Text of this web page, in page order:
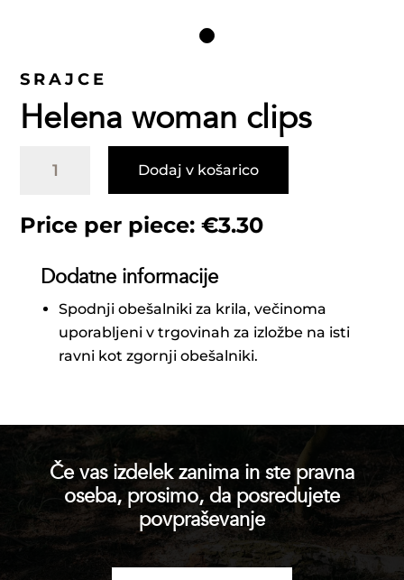
SRAJCE
Helena woman clips
woman
količina
Dodaj v košarico
Price per piece:€3.30
Dodatne informacije
Spodnji obešalniki za krila, večinoma
uporabljeni v trgovinah za izložbe na isti
ravni kot zgornji obešalniki.
Če vas izdelek zanima in ste pravna
oseba, prosimo, da posredujete
povpraševanje